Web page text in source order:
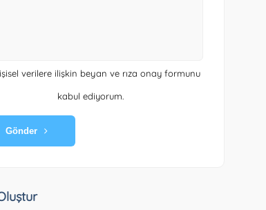
verilere ilişkin beyan ve rıza onay formunu
kabul ediyorum.
Gönder